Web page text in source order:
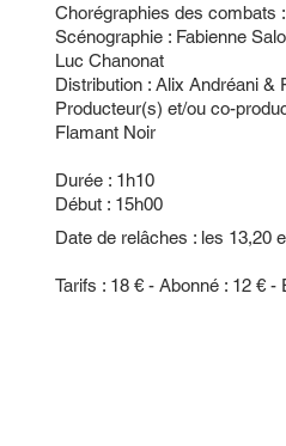
Chorégraphies des combats
Scénographie : Fabienne
Luc Chanonat
Distribution : Alix Andréani &
Producteur(s) et/ou co-
Flamant Noir
Durée : 1h10
Début : 15h00
Date de relâches : les 13,20
Tarifs : 18 € - Abonné : 12 € -